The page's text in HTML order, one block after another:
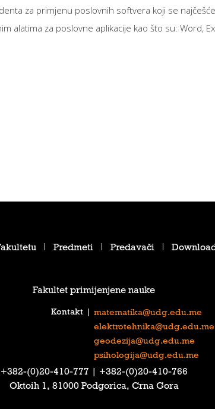
za primjenu poslovnih softvera koji se
alatima za poslovne aplikacije kao što su: Word,
Predmeti Predavači
Fakultet primijenjene nauke
Kontakt
matematika@udg.edu.me
elektrotehnika@udg.edu.me
geodezija@udg.edu.me
psihologija@udg.edu.me
‎+382-(0)20-410-777‎ | ‎+382-(0)20-410-766‎
Oktoih 1, 81000 Podgorica, Crna Gora